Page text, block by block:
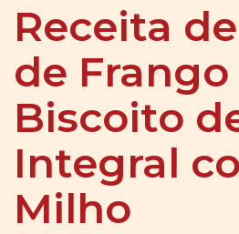
Receita
de
Biscoito
Integral
Milho